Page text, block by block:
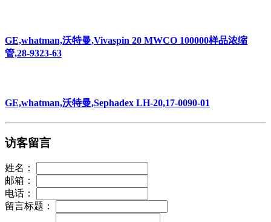
GE,whatman,沃特曼,Vivaspin 20 MWCO 100000样品浓缩
管,28-9323-63
GE,whatman,沃特曼,Sephadex LH-20,17-0090-01
访客留言
姓名：
邮箱：
电话：
留言标题：